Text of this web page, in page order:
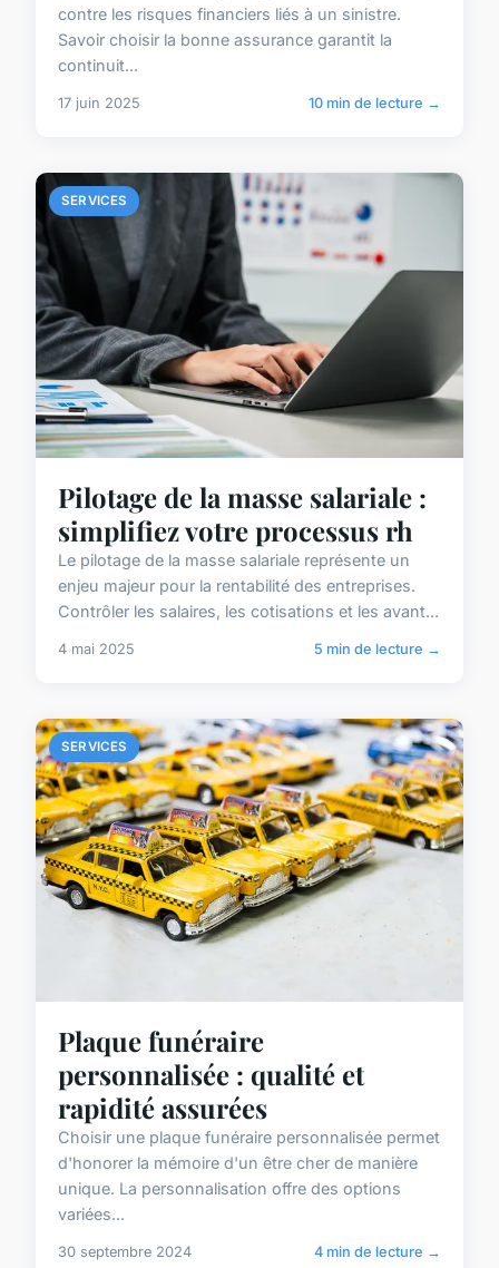
contre les risques financiers liés à un sinistre.
Savoir choisir la bonne assurance garantit la
continuit...
17 juin 2025 10 min de lecture →
SERVICES
Pilotage de la masse salariale :
simplifiez votre processus rh
Le pilotage de la masse salariale représente un
enjeu majeur pour la rentabilité des entreprises.
Contrôler les salaires, les cotisations et les avant...
4 mai 2025 5 min de lecture →
SERVICES
Plaque funéraire
personnalisée : qualité et
rapidité assurées
Choisir une plaque funéraire personnalisée permet
d'honorer la mémoire d'un être cher de manière
unique. La personnalisation offre des options
variées...
30 septembre 2024 4 min de lecture →